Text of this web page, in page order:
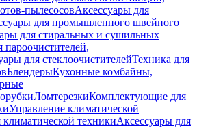
пылесосовАксессуары для
для промышленного швейного
для стиральных и сушильных
пароочистителей,
для стеклоочистителейТехника для
БлендерыКухонные комбайны,
ЛомтерезкиКомплектующие для
Управление климатической
техникиАксессуары для